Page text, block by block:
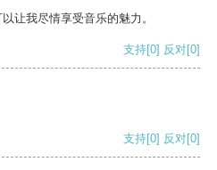
让我尽情享受音乐的魅力。
支持[0] 反对[0]
支持[0] 反对[0]